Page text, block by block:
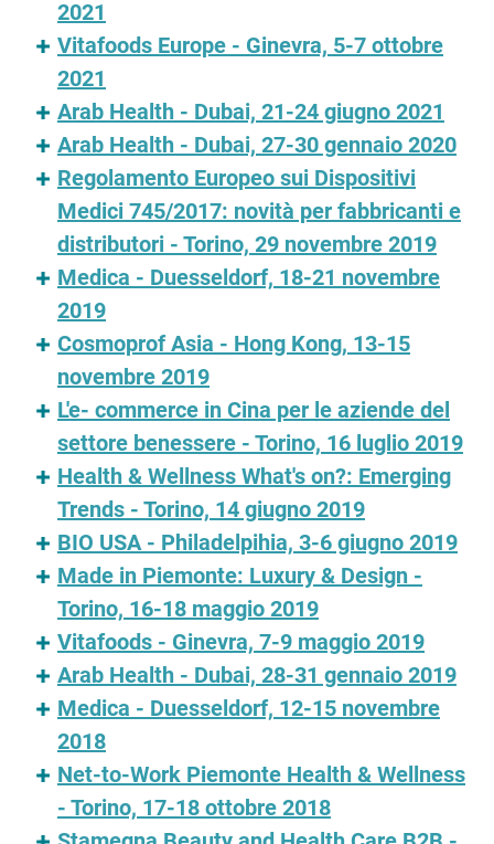
2021
Vitafoods Europe - Ginevra, 5-7 ottobre
2021
Arab Health - Dubai, 21-24 giugno 2021
Arab Health - Dubai, 27-30 gennaio 2020
Regolamento Europeo sui Dispositivi
Medici 745/2017: novità per fabbricanti e
distributori - Torino, 29 novembre 2019
Medica - Duesseldorf, 18-21 novembre
2019
Cosmoprof Asia - Hong Kong, 13-15
novembre 2019
L'e- commerce in Cina per le aziende del
settore benessere - Torino, 16 luglio 2019
Health & Wellness What's on?: Emerging
Trends - Torino, 14 giugno 2019
BIO USA - Philadelpihia, 3-6 giugno 2019
Made in Piemonte: Luxury & Design -
Torino, 16-18 maggio 2019
Vitafoods - Ginevra, 7-9 maggio 2019
Arab Health - Dubai, 28-31 gennaio 2019
Medica - Duesseldorf, 12-15 novembre
2018
Net-to-Work Piemonte Health & Wellness
- Torino, 17-18 ottobre 2018